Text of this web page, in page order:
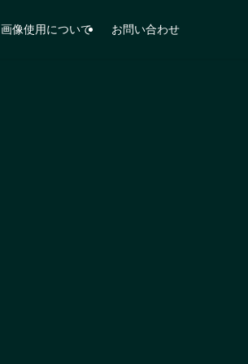
画像使用について お問い合わせ